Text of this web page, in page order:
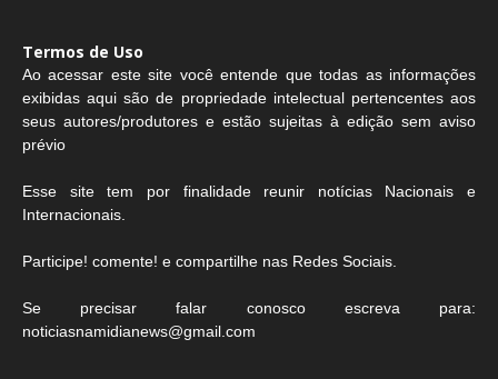
Termos de Uso
Ao acessar este site você entende que todas as informações
exibidas aqui são de propriedade intelectual pertencentes aos
seus autores/produtores e estão sujeitas à edição sem aviso
prévio
Esse site tem por finalidade reunir notícias Nacionais e
Internacionais.
Participe! comente! e compartilhe nas Redes Sociais.
Se precisar falar conosco escreva para:
noticiasnamidianews@gmail.com